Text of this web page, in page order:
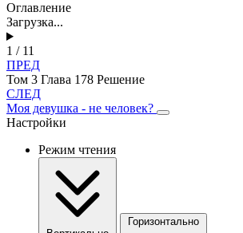
Оглавление
Загрузка...
1 / 11
ПРЕД
Том 3 Глава 178 Решение
СЛЕД
Моя девушка - не человек?
Настройки
Режим чтения
Горизонтально